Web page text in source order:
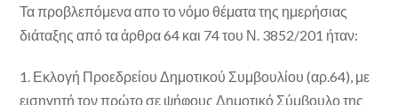
Τα προβλεπόμενα απο το νόμο θέματα της ημερήσιας
διάταξης από τα άρθρα 64 και 74 του Ν. 3852/201 ήταν:
1. Εκλογή Προεδρείου Δημοτικού Συμβουλίου (αρ.64), με
εισηγητή τον πρώτο σε ψήφους Δημοτικό Σύμβουλο της